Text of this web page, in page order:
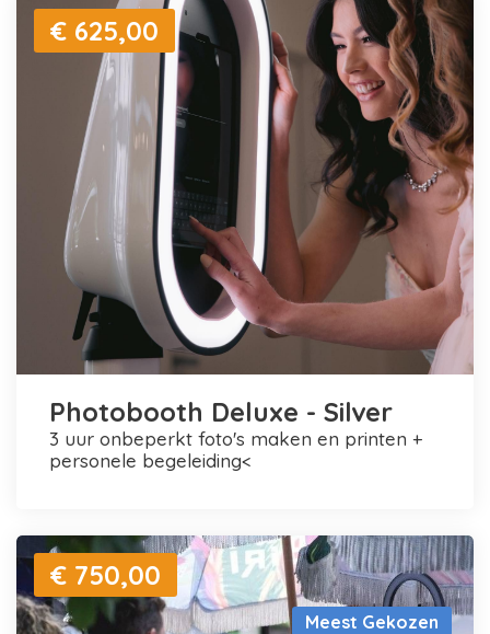
€ 625,00
Photobooth Deluxe - Silver
3 uur onbeperkt foto's maken en printen +
personele begeleiding<
Meest Gekozen
€ 750,00